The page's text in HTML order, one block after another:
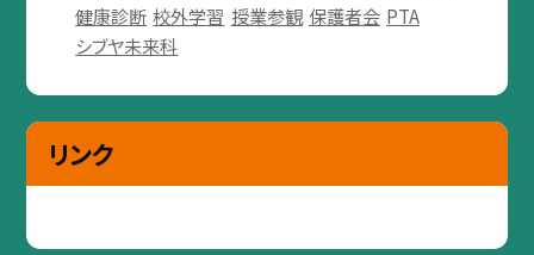
健康診断 校外学習 授業参観 保護者会 PTA
シブヤ未来科
リンク